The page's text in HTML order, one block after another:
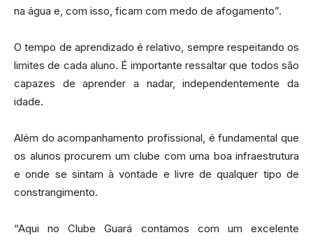
na água e, com isso, ficam com medo de afogamento”.
O tempo de aprendizado é relativo, sempre respeitando os
limites de cada aluno. É importante ressaltar que todos são
capazes de aprender a nadar, independentemente da
idade.
Além do acompanhamento profissional, é fundamental que
os alunos procurem um clube com uma boa infraestrutura
e onde se sintam à vontade e livre de qualquer tipo de
constrangimento.
“Aqui no Clube Guará contamos com um excelente